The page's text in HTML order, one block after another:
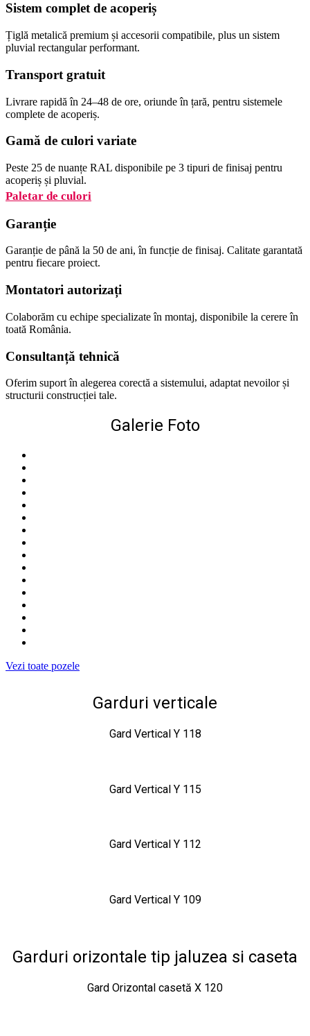
Sistem complet de acoperiș
Țiglă metalică premium și accesorii compatibile, plus un sistem
pluvial rectangular performant.
Transport gratuit
Livrare rapidă în 24–48 de ore, oriunde în țară, pentru sistemele
complete de acoperiș.
Gamă de culori variate
Peste 25 de nuanțe RAL disponibile pe 3 tipuri de finisaj pentru
acoperiș și pluvial.
Paletar de culori
Garanție
Garanție de până la 50 de ani, în funcție de finisaj. Calitate garantată
pentru fiecare proiect.
Montatori autorizați
Colaborăm cu echipe specializate în montaj, disponibile la cerere în
toată România.
Consultanță tehnică
Oferim suport în alegerea corectă a sistemului, adaptat nevoilor și
structurii construcției tale.
Galerie Foto
Vezi toate pozele
Garduri verticale
Gard Vertical Y 118
Gard Vertical Y 115
Gard Vertical Y 112
Gard Vertical Y 109
Garduri orizontale tip jaluzea si caseta
Gard Orizontal casetă X 120